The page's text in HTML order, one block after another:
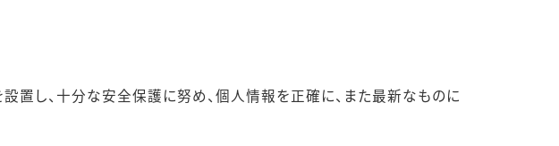
置し、十分な安全保護に努め、個人情報を正確に、また最新なものに